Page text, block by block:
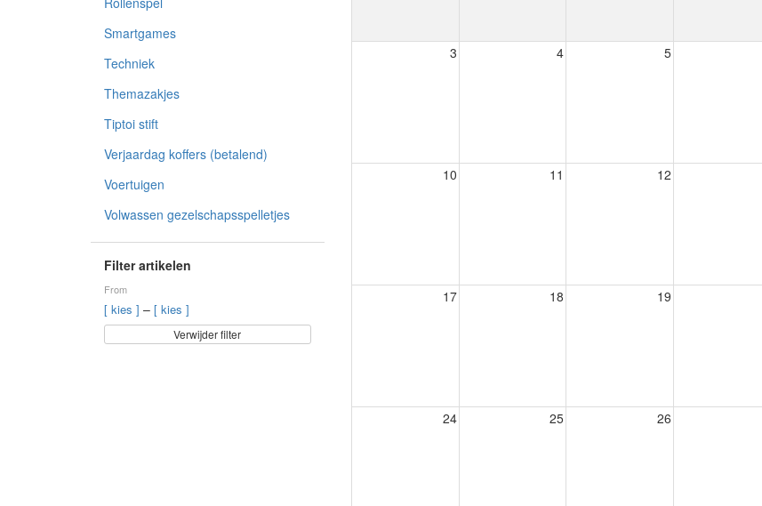
Smartgames
Techniek
Themazakjes
Tiptoi stift
Verjaardag koffers (betalend)
Voertuigen
Volwassen gezelschapsspelletjes
Filter artikelen
From
[ kies ] – [ kies ]
Verwijder filter
3 4 5
10 11 12
17 18 19
24 25 26